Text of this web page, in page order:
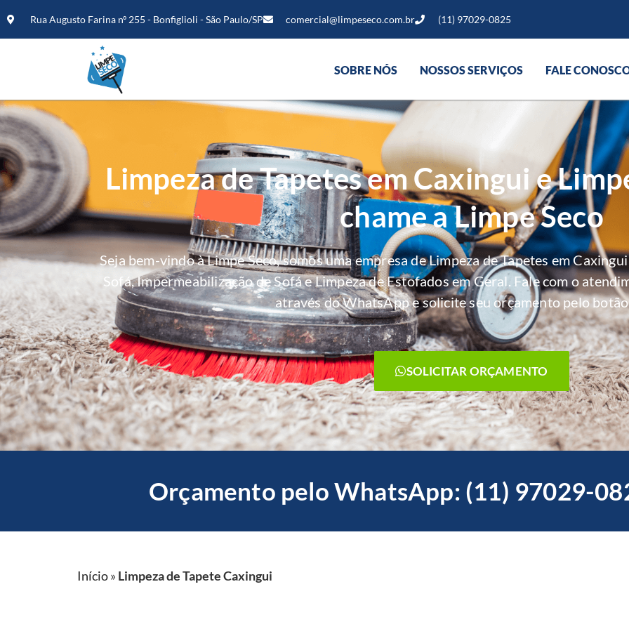
Rua Augusto Farina nº 255 - Bonfiglioli - São Paulo/SP comercial@limpeseco.com.br (11) 97029-0825
SOBRE NÓS NOSSOS SERVIÇOS FALE
Limpeza de Tapetes em Caxingui e
chame a Limpe Seco
Seja bem-vindo à Limpe Seco, somos uma empresa de Limpeza de Tapetes em
Sofá, Impermeabilização de Sofá e Limpeza de Estofados em Geral. Fale com o
através do WhatsApp e solicite seu orçamento pelo
SOLICITAR ORÇAMENTO
Orçamento pelo WhatsApp: (11) 97029-
Início» Limpeza de Tapete Caxingui